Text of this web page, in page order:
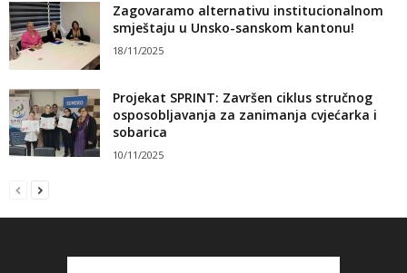
Zagovaramo alternativu institucionalnom
smještaju u Unsko-sanskom kantonu!
18/11/2025
Projekat SPRINT: Završen ciklus stručnog
osposobljavanja za zanimanja cvjećarka i
sobarica
10/11/2025